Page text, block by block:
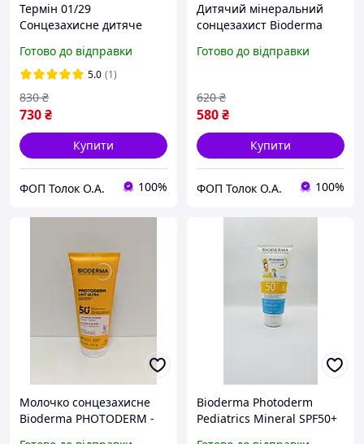
Термін 01/29
Сонцезахисне дитяче
Photoderm Pediatrics Lait
SPF50+ (200 ml)
Готово до відправки
5.0 (1)
730₴
830 ₴
Купити
ФОП Толок О.А. 100%
Дитячий мінеральний
сонцезахист Bioderma
Mineral SPF50+ (50 г)
Готово до відправки
580₴
620 ₴
Купити
ФОП Толок О.А. 100%
Молочко сонцезахисне
Bioderma PHOTODERM -
Bioderma Photoderm
Pediatrics Mineral SPF50+